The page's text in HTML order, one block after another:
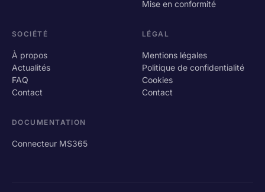
Mise en conformité
SOCIÉTÉ
À propos
Actualités
FAQ
Contact
LÉGAL
Mentions légales
Politique de confidentialité
Cookies
Contact
DOCUMENTATION
Connecteur MS365